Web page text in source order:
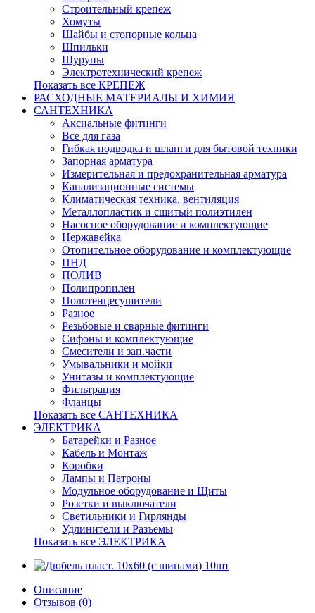
Строительный крепеж
Хомуты
Шайбы и стопорные кольца
Шпильки
Шурупы
Электротехнический крепеж
Показать все КРЕПЕЖ
РАСХОДНЫЕ МАТЕРИАЛЫ И ХИМИЯ
САНТЕХНИКА
Аксиальные фитинги
Все для газа
Гибкая подводка и шланги для бытовой техники
Запорная арматура
Измерительная и предохранительная арматура
Канализационные системы
Климатическая техника, вентиляция
Металлопластик и сшитый полиэтилен
Насосное оборудование и комплектующие
Нержавейка
Отопительное оборудование и комплектующие
ПНД
ПОЛИВ
Полипропилен
Полотенцесушители
Разное
Резьбовые и сварные фитинги
Сифоны и комплектующие
Смесители и зап.части
Умывальники и мойки
Унитазы и комплектующие
Фильтрация
Фланцы
Показать все САНТЕХНИКА
ЭЛЕКТРИКА
Батарейки и Разное
Кабель и Монтаж
Коробки
Лампы и Патроны
Модульное оборудование и Щиты
Розетки и выключатели
Светильники и Гирлянды
Удлинители и Разъемы
Показать все ЭЛЕКТРИКА
Описание
Отзывов (0)